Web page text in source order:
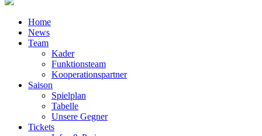
Home
News
Team
Kader
Funktionsteam
Kooperationspartner
Saison
Spielplan
Tabelle
Unsere Gegner
Tickets